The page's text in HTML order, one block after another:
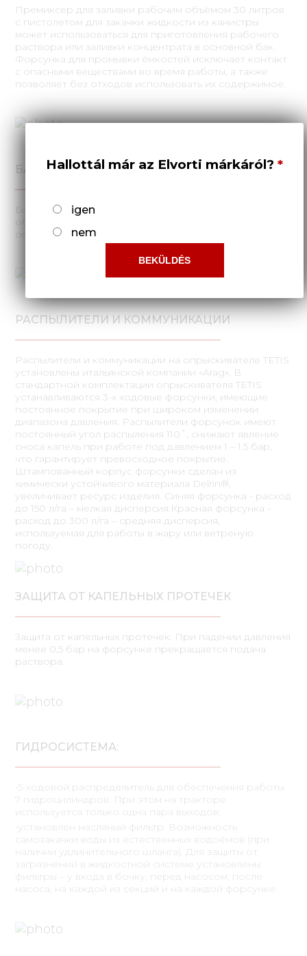
Премиксер для заливки рабочим объёмом 30 литров
с пистолетом для закачки жидкости из канистры
может использоваться для приготовления рабочего
раствора или заливки концентрата в основной бак.
Форсунка для промывки ёмкостей исключает контакт
с опасными веществами во время работы, а также
позволяет без отходов использовать их содержимое.
БАК ДЛЯ ПРОМЫВКИ
Бак для промывки системы ёмкостью 200 литров,
опрыскивателя от рабочей жидкости.
РАСПЫЛИТЕЛИ И КОММУНИКАЦИИ
Распылители и коммуникации на опрыскивателе TETIS
установлены итальянской компании «Arag». В
стандартной комплектации опрыскивателя TETIS
устанавливаются 3-х ходовые форсунки, имеющие
постоянное покрытие при широком изменении
диапазона давления. Распылители форсунок имеют
постоянный угол распыления 110˚, снижают явление
сноса капель при работе под давлением 1 – 1.5 бар,
что гарантирует превосходное покрытие.
Штампованный корпус форсунки сделан из
химически устойчивого материала Delrin®,
увеличивает ресурс изделия. Синяя форсунка - расход
до 150 л/га – мелкая дисперсия.Красная форсунка -
расход до 300 л/га – средняя дисперсия,
используемая для работы в жару или ветреную
погоду.
ЗАЩИТА ОТ КАПЕЛЬНЫХ ПРОТЕЧЕК
Защита от капельных протечек. При падении давления
менее 0,5 бар на форсунке прекращается подача
раствора.
ГИДРОСИСТЕМА:
•5-ходовой распределитель для обеспечения работы
7 гидроцилиндров. При этом на тракторе
используется только одна пара выходов;
•установлен масляный фильтр. Возможность
самозакачки воды из естественных водоёмов (при
наличии удлинительного шланга). Для защиты от
загрязнений в жидкостной системе установлены
фильтры – у входа в бочку, перед насосом, после
насоса, на каждой из секций и на каждой форсунке.
Hallottál már az Elvorti márkáról?
igen
nem